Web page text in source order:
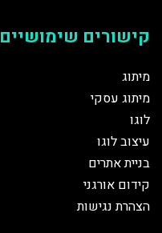
קישורים שימושיים
מיתוג
מיתוג עסקי
לוגו
עיצוב לוגו
בניית אתרים
קידום אורגני
הצהרת נגישות